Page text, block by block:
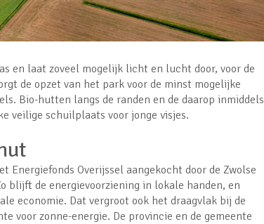
en laat zoveel mogelijk licht en lucht door, voor de
de opzet van het park voor de minst mogelijke
Bio-hutten langs de randen en de daarop inmiddels
veilige schuilplaats voor jonge visjes.
Overijssel aangekocht door de Zwolse
blijft de energievoorziening in lokale handen, en
economie. Dat vergroot ook het draagvlak bij de
voor zonne-energie. De provincie en de gemeente